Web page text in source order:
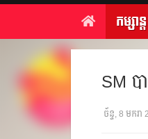
កម្សាន្ត
SM ប
ច័ន្ទ, 8 មករា